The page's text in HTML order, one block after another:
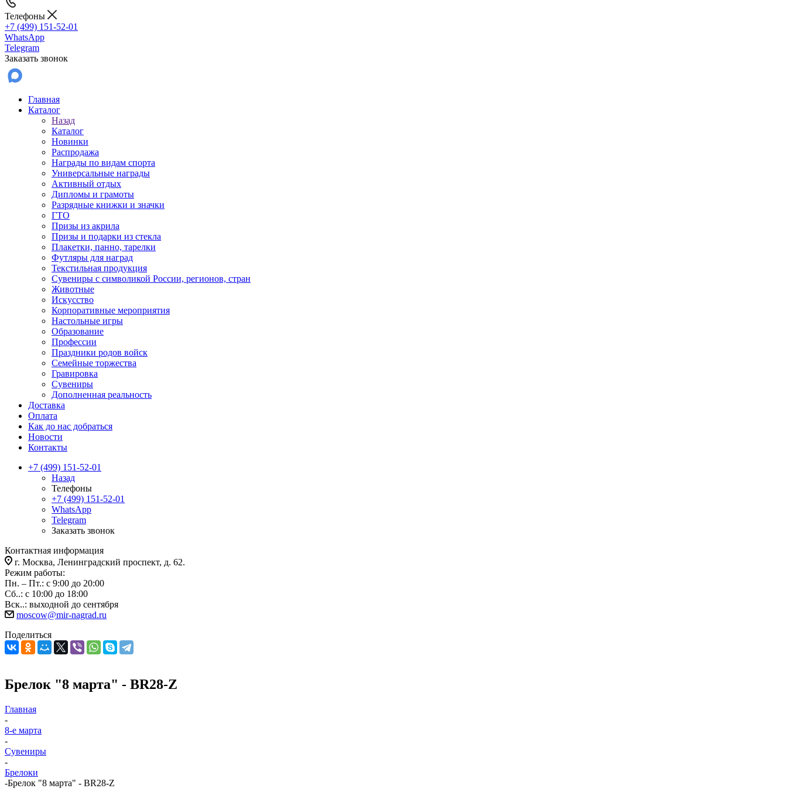
Телефоны
+7 (499) 151-52-01
WhatsApp
Telegram
Заказать звонок
Главная
Каталог
Назад
Каталог
Новинки
Распродажа
Награды по видам спорта
Универсальные награды
Активный отдых
Дипломы и грамоты
Разрядные книжки и значки
ГТО
Призы из акрила
Призы и подарки из стекла
Плакетки, панно, тарелки
Футляры для наград
Текстильная продукция
Сувениры с символикой России, регионов, стран
Животные
Искусство
Корпоративные мероприятия
Настольные игры
Образование
Профессии
Праздники родов войск
Семейные торжества
Гравировка
Сувениры
Дополненная реальность
Доставка
Оплата
Как до нас добраться
Новости
Контакты
+7 (499) 151-52-01
Назад
Телефоны
+7 (499) 151-52-01
WhatsApp
Telegram
Заказать звонок
Контактная информация
г. Москва, Ленинградский проспект, д. 62.
Режим работы:
Пн. – Пт.: с 9:00 до 20:00
Сб..: с 10:00 до 18:00
Вск..: выходной до сентября
moscow@mir-nagrad.ru
Поделиться
Брелок "8 марта" - BR28-Z
Главная
-
8-е марта
-
Сувениры
-
Брелоки
-Брелок "8 марта" - BR28-Z